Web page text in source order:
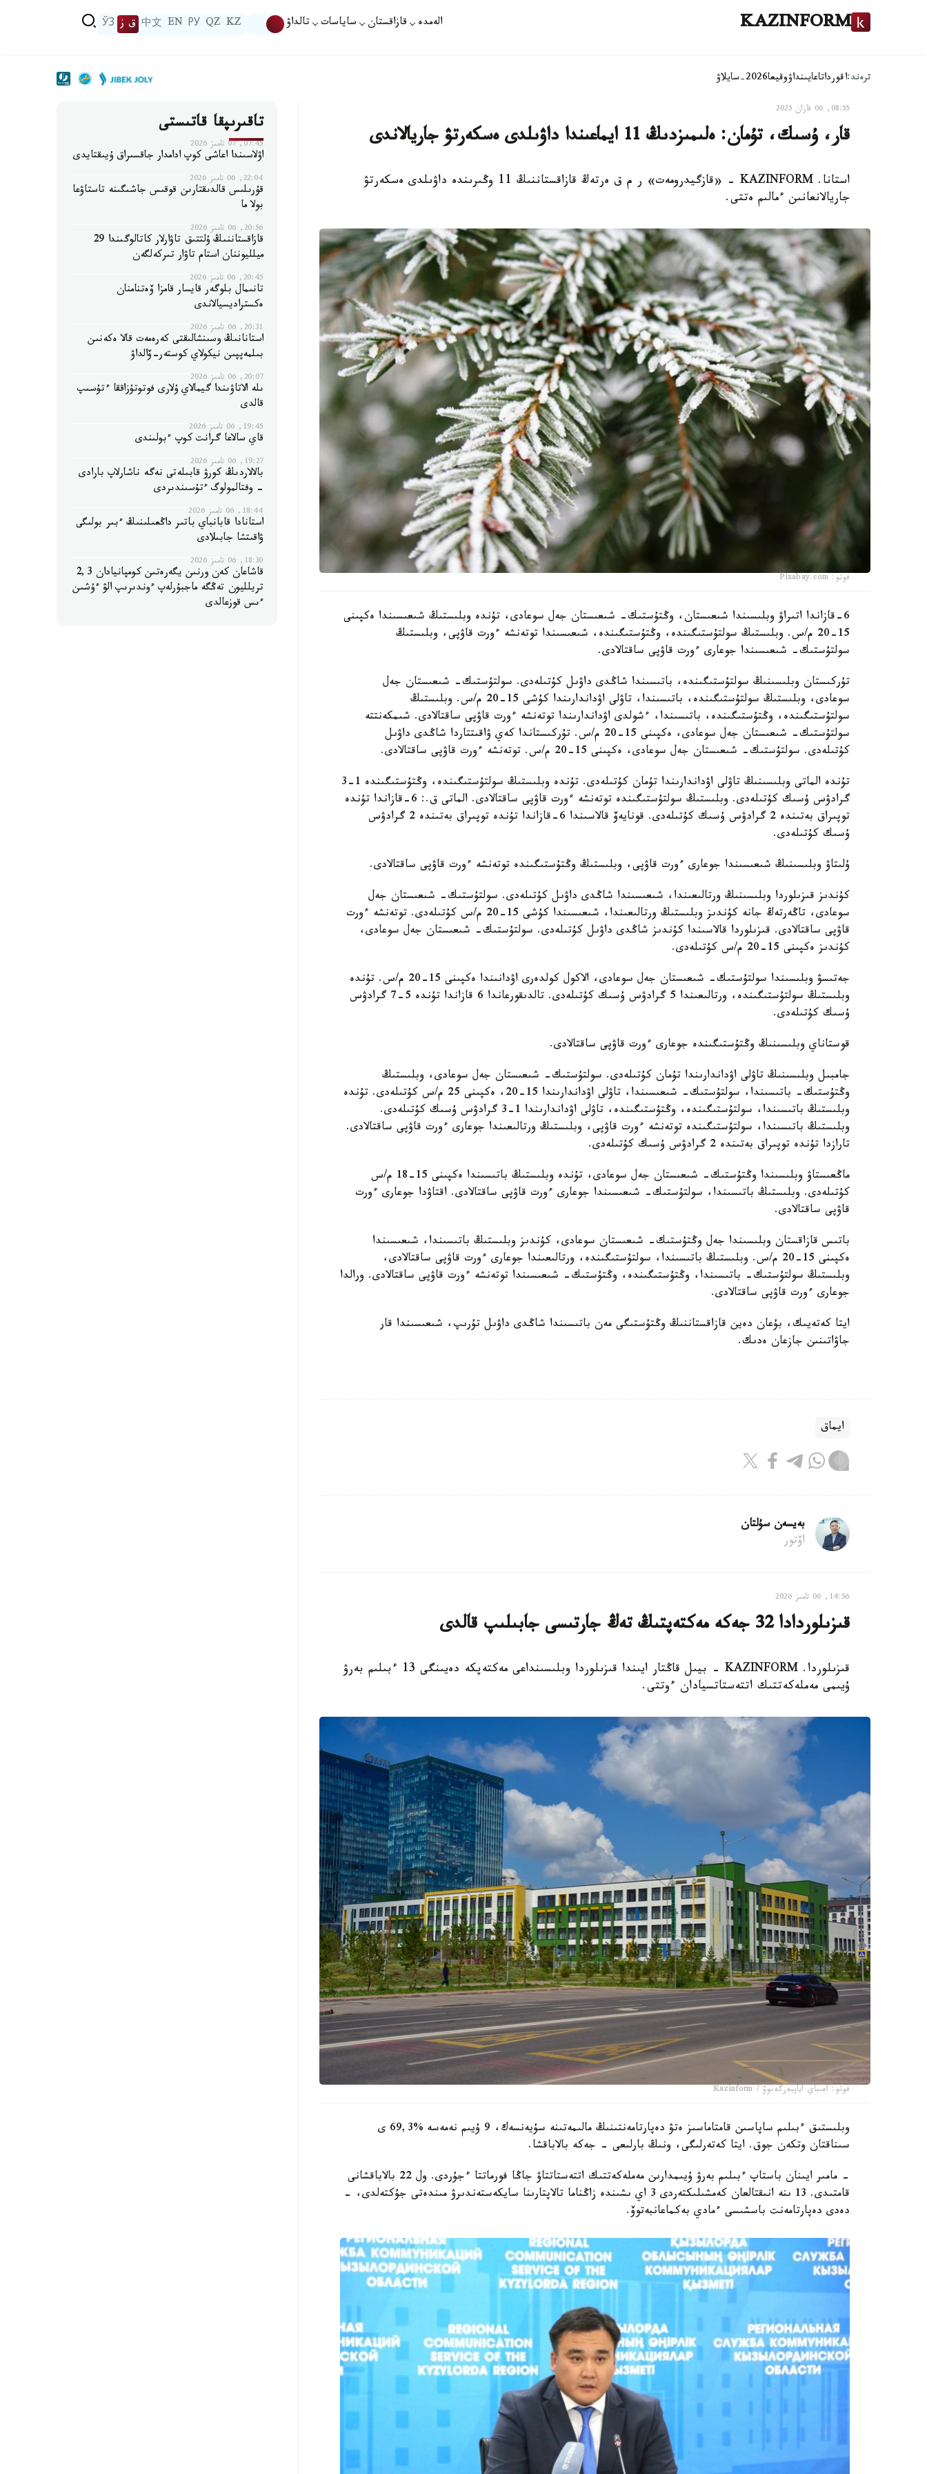
KAZINFORM الەمدە قازاقستان ساياسات تالداۋ KZ
QZ
РУ
EN
中文 ق ز ЎЗ
ترەند:اقورداتاعايىنداۋوقيعا2026-سايلاۋ
08:55, 06 قازان 2025
قار، ۇسىك، تۇمان: ەلىمىزدىڭ 11 ايماعىندا داۋىلدى ەسكەرتۋ جاريالاندى
استانا. KAZINFORM - «قازگيدرومەت» ر م ق ەرتەڭ قازاقستاننىڭ 11 وڭىرىندە داۋىلدى ەسكەرتۋ
جاريالانعانىن ءمالىم ەتتى.
فوتو: Pixabay.com
6-قازاندا اتىراۋ وبلىسىندا شىعىستان، وڭتۇستىك- شىعىستان جەل سوعادى، تۇندە وبلىستىڭ شىعىسىندا ەكپىنى
15-20 م/س. وبلىستىڭ سولتۇستىگىندە، وڭتۇستىگىندە، شىعىسىندا توتەنشە ءورت قاۋپى، وبلىستىڭ
سولتۇستىك- شىعىسىندا جوعارى ءورت قاۋپى ساقتالادى.
تۇركىستان وبلىسىنىڭ سولتۇستىگىندە، باتىسىندا شاڭدى داۋىل كۇتىلەدى. سولتۇستىك- شىعىستان جەل
سوعادى، وبلىستىڭ سولتۇستىگىندە، باتىسىندا، تاۋلى اۋداندارىندا كۇشى 15-20 م/س. وبلىستىڭ
سولتۇستىگىندە، وڭتۇستىگىندە، باتىسىندا، ءشولدى اۋداندارىندا توتەنشە ءورت قاۋپى ساقتالادى. شىمكەنتتە
سولتۇستىك- شىعىستان جەل سوعادى، ەكپىنى 15-20 م/س. تۇركىستاندا كەي ۋاقىتتاردا شاڭدى داۋىل
كۇتىلەدى. سولتۇستىك- شىعىستان جەل سوعادى، ەكپىنى 15-20 م/س. توتەنشە ءورت قاۋپى ساقتالادى.
تۇندە الماتى وبلىسىنىڭ تاۋلى اۋداندارىندا تۇمان كۇتىلەدى. تۇندە وبلىستىڭ سولتۇستىگىندە، وڭتۇستىگىندە 1-3
گرادۋس ۇسىك كۇتىلەدى. وبلىستىڭ سولتۇستىگىندە توتەنشە ءورت قاۋپى ساقتالادى. الماتى ق.: 6-قازاندا تۇندە
توپىراق بەتىندە 2 گرادۋس ۇسىك كۇتىلەدى. قونايەۆ قالاسىندا 6-قازاندا تۇندە توپىراق بەتىندە 2 گرادۋس
ۇسىك كۇتىلەدى.
ۇلىتاۋ وبلىسىنىڭ شىعىسىندا جوعارى ءورت قاۋپى، وبلىستىڭ وڭتۇستىگىندە توتەنشە ءورت قاۋپى ساقتالادى.
كۇندىز قىزىلوردا وبلىسىنىڭ ورتالىعىندا، شىعىسىندا شاڭدى داۋىل كۇتىلەدى. سولتۇستىك- شىعىستان جەل
سوعادى، تاڭەرتەڭ جانە كۇندىز وبلىستىڭ ورتالىعىندا، شىعىسىندا كۇشى 15-20 م/س كۇتىلەدى. توتەنشە ءورت
قاۋپى ساقتالادى. قىزىلوردا قالاسىندا كۇندىز شاڭدى داۋىل كۇتىلەدى. سولتۇستىك- شىعىستان جەل سوعادى،
كۇندىز ەكپىنى 15-20 م/س كۇتىلەدى.
جەتىسۋ وبلىسىندا سولتۇستىك- شىعىستان جەل سوعادى، الاكول كولدەرى اۋدانىندا ەكپىنى 15-20 م/س. تۇندە
وبلىستىڭ سولتۇستىگىندە، ورتالىعىندا 5 گرادۋس ۇسىك كۇتىلەدى. تالدىقورعاندا 6 قازاندا تۇندە 5-7 گرادۋس
ۇسىك كۇتىلەدى.
قوستاناي وبلىسىنىڭ وڭتۇستىگىندە جوعارى ءورت قاۋپى ساقتالادى.
جامبىل وبلىسىنىڭ تاۋلى اۋداندارىندا تۇمان كۇتىلەدى. سولتۇستىك- شىعىستان جەل سوعادى، وبلىستىڭ
وڭتۇستىك- باتىسىندا، سولتۇستىك- شىعىسىندا، تاۋلى اۋداندارىندا 15-20، ەكپىنى 25 م/س كۇتىلەدى. تۇندە
وبلىستىڭ باتىسىندا، سولتۇستىگىندە، وڭتۇستىگىندە، تاۋلى اۋداندارىندا 1-3 گرادۋس ۇسىك كۇتىلەدى.
وبلىستىڭ باتىسىندا، سولتۇستىگىندە توتەنشە ءورت قاۋپى، وبلىستىڭ ورتالىعىندا جوعارى ءورت قاۋپى ساقتالادى.
تارازدا تۇندە توپىراق بەتىندە 2 گرادۋس ۇسىك كۇتىلەدى.
ماڭعىستاۋ وبلىسىندا وڭتۇستىك- شىعىستان جەل سوعادى، تۇندە وبلىستىڭ باتىسىندا ەكپىنى 15-18 م/س
كۇتىلەدى. وبلىستىڭ باتىسىندا، سولتۇستىك- شىعىسىندا جوعارى ءورت قاۋپى ساقتالادى. اقتاۋدا جوعارى ءورت
قاۋپى ساقتالادى.
باتىس قازاقستان وبلىسىندا جەل وڭتۇستىك- شىعىستان سوعادى، كۇندىز وبلىستىڭ باتىسىندا، شىعىسىندا
ەكپىنى 15-20 م/س. وبلىستىڭ باتىسىندا، سولتۇستىگىندە، ورتالىعىندا جوعارى ءورت قاۋپى ساقتالادى،
وبلىستىڭ سولتۇستىك- باتىسىندا، وڭتۇستىگىندە، وڭتۇستىك- شىعىسىندا توتەنشە ءورت قاۋپى ساقتالادى. ورالدا
جوعارى ءورت قاۋپى ساقتالادى.
ايتا كەتەيىك، بۇعان دەين قازاقستاننىڭ وڭتۇستىگى مەن باتىسىندا شاڭدى داۋىل تۇرىپ، شىعىسىندا قار
جاۋاتىنىن جازعان ەدىك.
ايماق
بەيسەن سۇلتان
اۆتور
14:56, 06 تامىز 2026
قىزىلوردادا 32 جەكە مەكتەپتىڭ تەڭ جارتىسى جابىلىپ قالدى
قىزىلوردا. KAZINFORM - بيىل قاڭتار ايىندا قىزىلوردا وبلىسىنداعى مەكتەپكە دەيىنگى 13 ءبىلىم بەرۋ
ۇيىمى مەملەكەتتىك اتتەستاتسيادان ءوتتى.
فوتو: اعىباي اياپبەرگەنوۆ / Kazinform
وبلىستىق ءبىلىم ساپاسىن قامتاماسىز ەتۋ دەپارتامەنتىنىڭ مالىمەتىنە سۇيەنسەك، 9 ۇيىم نەمەسە %69,3 ى
سىناقتان وتكەن جوق. ايتا كەتەرلىگى، ونىڭ بارلىعى - جەكە بالاباقشا.
- مامىر ايىنان باستاپ ءبىلىم بەرۋ ۇيىمدارىن مەملەكەتتىك اتتەستاتتاۋ جاڭا فورماتتا ءجۇردى. ول 22 بالاباقشانى
قامتىدى. 13 ىنە انىقتالعان كەمشىلىكتەردى 3 اي ىشىندە زاڭناما تالاپتارىنا سايكەستەندىرۋ مىندەتى جۇكتەلدى، -
دەدى دەپارتامەنت باسشىسى ءمادي بەكماعانبەتوۆ.
تاقىرىپقا قاتىستى
07:45, 07 تامىز 2026
اۋلاسىندا اعاشى كوپ ادامدار جاقسىراق ۇيىقتايدى
22:04, 06 تامىز 2026
قۇرىلىس قالدىقتارىن قوقىس جاشىگىنە تاستاۋعا
بولا ما
20:56, 06 تامىز 2026
قازاقستاننىڭ ۇلتتىق تاۋارلار كاتالوگىندا 29
ميلليوننان استام تاۋار تىركەلگەن
20:45, 06 تامىز 2026
تانىمال بلوگەر قايسار قامزا ۆەتنامنان
ەكستراديسيالاندى
20:31, 06 تامىز 2026
استانانىڭ وسىنشالىقتى كەرەمەت قالا ەكەنىن
بىلمەپپىن نيكولاي كوستەر-ۆالداۋ
20:07, 06 تامىز 2026
ىلە الاتاۋىندا گيمالاي ۇلارى فوتوتۇزاققا ءتۇسىپ
قالدى
19:45, 06 تامىز 2026
قاي سالاعا گرانت كوپ ءبولىندى
19:27, 06 تامىز 2026
بالالاردىڭ كورۋ قابىلەتى نەگە ناشارلاپ بارادى
- وفتالمولوگ ءتۇسىندىردى
18:44, 06 تامىز 2026
استانادا قابانباي باتىر داڭعىلىنىڭ ءبىر بولىگى
ۋاقىتشا جابىلادى
18:30, 06 تامىز 2026
قاشاعان كەن ورنىن يگەرەتىن كومپانيادان 2,3
تريلليون تەڭگە ماجبۇرلەپ ءوندىرىپ الۋ ءۇشىن
ءىس قوزعالدى